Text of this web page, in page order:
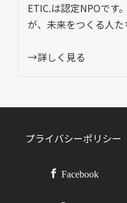
ETIC.は認定NPOです
が、未来をつくる人た
→詳しく見る
プライバシーポリシー
Facebook